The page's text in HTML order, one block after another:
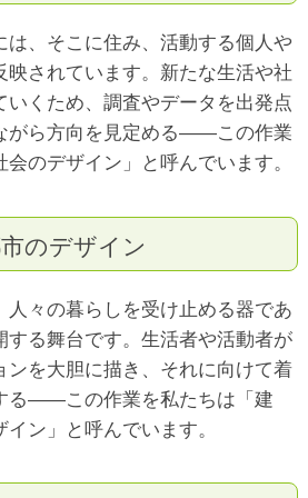
は、そこに住み、活動する個人や
映されています。新たな生活や社
いくため、調査やデータを出発点
がら方向を見定める――この作業
のデザイン」と呼んでいます。
のデザイン
人々の暮らしを受け止める器であ
する舞台です。生活者や活動者が
ンを大胆に描き、それに向けて着
る――この作業を私たちは「建
ン」と呼んでいます。